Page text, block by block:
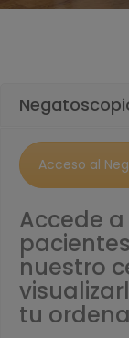
Acceso al
Accede
nuestro
tu